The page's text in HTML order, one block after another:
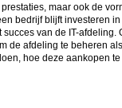
maar ook de
bedrijf blijft investeren
van de IT-afdeling.
de afdeling te beheren
hoe deze aankopen